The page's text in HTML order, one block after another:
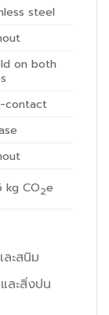
steel
on both
contact
kg CO2e
ะสนิม
ละสิ่งปน